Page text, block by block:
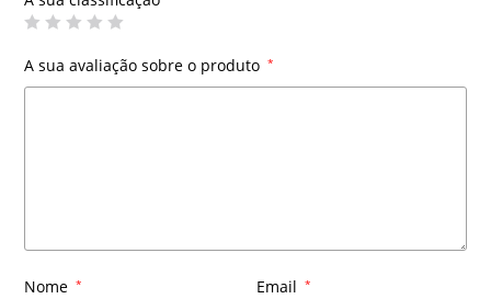
A sua avaliação sobre o produto *
Nome * Email *